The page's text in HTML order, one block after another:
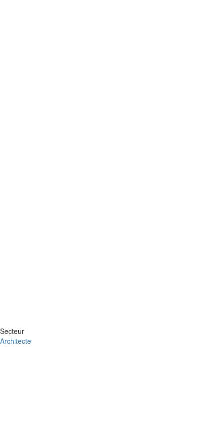
Secteur
Architecte